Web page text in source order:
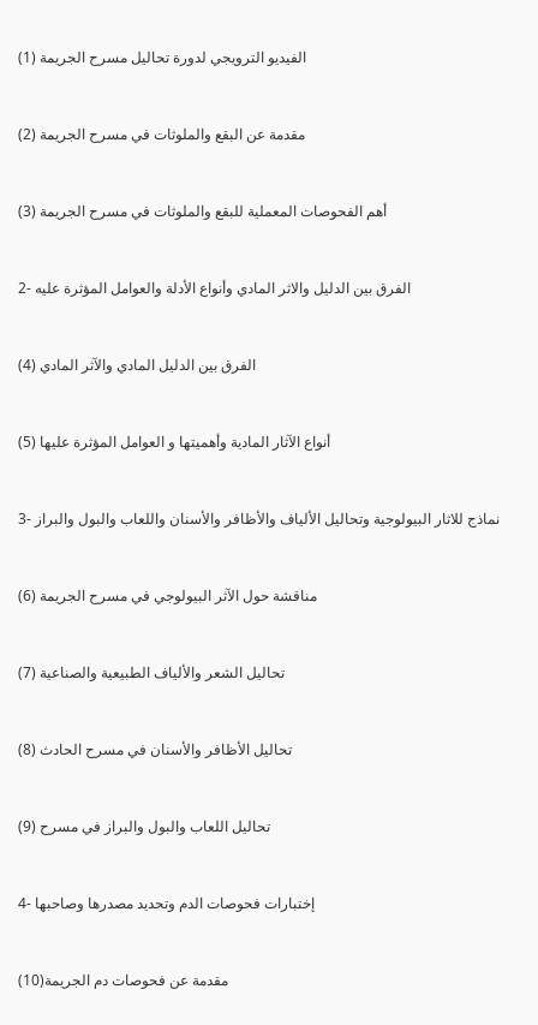
(1) الفيديو الترويجي لدورة تحاليل مسرح الجريمة
(2) مقدمة عن البقع والملوثات في مسرح الجريمة
(3) أهم الفحوصات المعملية للبقع والملوثات في مسرح الجريمة
2- الفرق بين الدليل والاثر المادي وأنواع الأدلة والعوامل المؤثرة عليه
(4) الفرق بين الدليل المادي والآثر المادي
(5) أنواع الآثار المادية وأهميتها و العوامل المؤثرة عليها
3- نماذج للاثار البيولوجية وتحاليل الألياف والأظافر والأسنان واللعاب والبول والبراز
(6) مناقشة حول الآثر البيولوجي في مسرح الجريمة
(7) تحاليل الشعر والألياف الطبيعية والصناعية
(8) تحاليل الأظافر والأسنان في مسرح الحادث
(9) تحاليل اللعاب والبول والبراز في مسرح
4- إختبارات فحوصات الدم وتحديد مصدرها وصاحبها
(10)مقدمة عن فحوصات دم الجريمة